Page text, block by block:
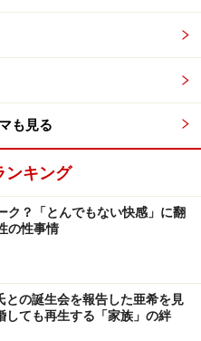
たことは夫に話してあった
は夫なりにストレスがた
るとさらにストレスが増
に預けて仕事復帰したの
の先輩の家で食事をごち
が心配して連絡をくれた
のが嫌で、人の家で夕飯
も見る
ンキング
ク？「とんでもない快感」に翻
の性事情
との誕生会を報告した亜希を見
しても再生する「家族」の絆